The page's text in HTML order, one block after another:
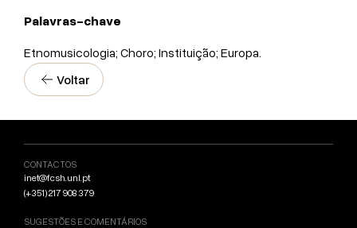
Palavras-chave
Etnomusicologia; Choro; Instituição; Europa.
Voltar
CONTACTOS
inet@fcsh.unl.pt
(+351) 217 908 379
SUGESTÕES E COMENTÁRIOS